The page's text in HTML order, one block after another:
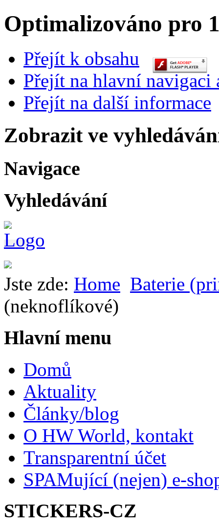
Optimalizováno pro
Přejít k obsahu
Přejít na hlavní navigaci
Přejít na další informace
Zobrazit ve
Navigace
Vyhledávání
Jste zde: Home Baterie
(neknoflíkové)
Hlavní menu
Domů
Aktuality
Články/blog
O HW World, kontakt
Transparentní účet
SPAMující (nejen) e-
STICKERS-CZ